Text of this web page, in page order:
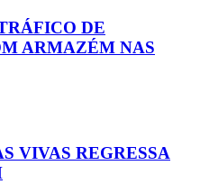
DE
ARMAZÉM NAS
VIVAS REGRESSA